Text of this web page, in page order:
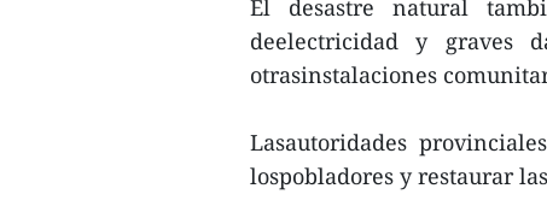
El desastre natural
deelectricidad y graves
otrasinstalaciones
Lasautoridades
lospobladores y restaurar